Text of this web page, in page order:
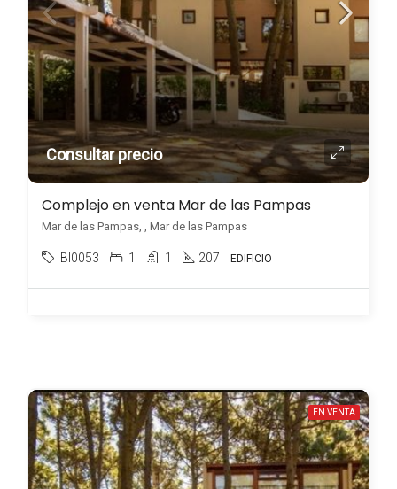
Consultar precio
Complejo en venta Mar de las Pampas
Mar de las Pampas, , Mar de las Pampas
BI0053 1 1 207 EDIFICIO
EN VENTA